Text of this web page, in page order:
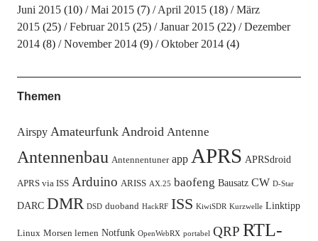
Juni 2015(10) Mai 2015(7) April 2015(18)
März
2015(25) Februar 2015(25) Januar 2015(22)
Dezember
2014(8) November 2014(9) Oktober 2014(4)
Themen
Airspy Amateurfunk Android Antenne
Antennenbau Antennentuner app APRS APRSdroid
APRS via ISS Arduino ARISS AX.25 baofeng Bausatz CW D-Star
DARC DMR DSD duoband HackRF ISS KiwiSDR Kurzwelle Linktipp
Linux Morsen lernen Notfunk OpenWebRX portabel QRP RTL-